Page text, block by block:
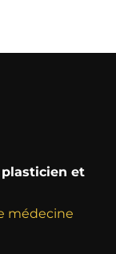
et
médecine